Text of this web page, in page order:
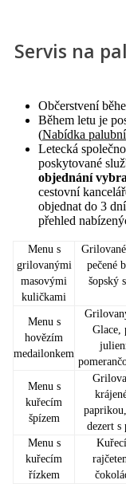
Servis na
Občerstvení
Během letu je
(Nabídka
Letecká
poskytované
objednání
cestovní
objednat do 3
přehled
Menu s
grilovanými
masovými
kuličkami
pečené
šopský
Menu s
hovězím
medailonkem
Glace,
Menu s
kuřecím
špízem
dezert s
Menu s
kuřecím
řízkem